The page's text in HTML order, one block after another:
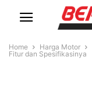
Home Harga Motor
Fitur dan Spesifikasinya